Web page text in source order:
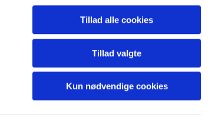
Tillad alle cookies
Tillad valgte
Kun nødvendige cookies